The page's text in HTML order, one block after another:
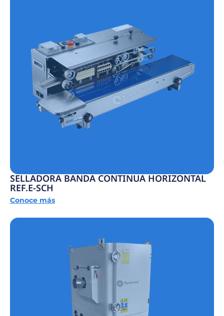
SELLADORA BANDA CONTINUA HORIZONTAL
REF.E-SCH
Conoce más